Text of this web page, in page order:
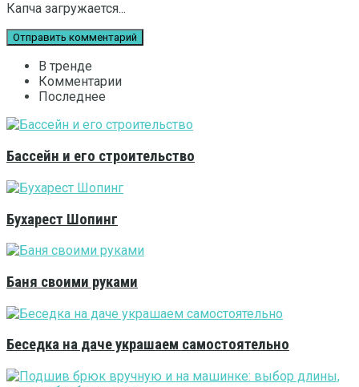
Капча загружается...
В тренде
Комментарии
Последнее
Бассейн и его строительство
Бухарест Шопинг
Баня своими руками
Беседка на даче украшаем самостоятельно